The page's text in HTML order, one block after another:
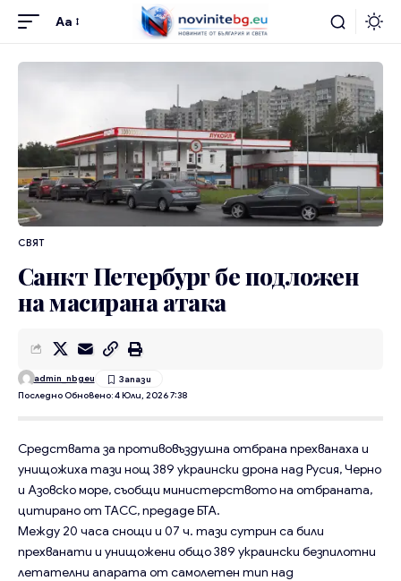
Aa
СВЯТ
Санкт Петербург бе подложен
на масирана атака
Последно Обновено: 4 Юли, 2026 7:38
admin_nbgeu
Средствата за противовъздушна отбрана прехванаха и
унищожиха тази нощ 389 украински дрона над Русия, Черно
и Азовско море, съобщи министерството на отбраната,
цитирано от ТАСС, предаде БТА.
Между 20 часа снощи и 07 ч. тази сутрин са били
прехванати и унищожени общо 389 украински безпилотни
летателни апарата от самолетен тип над